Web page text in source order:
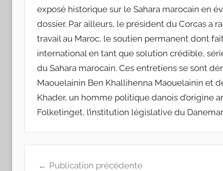
exposé historique sur le Sahara marocain en
dossier. Par ailleurs, le président du Corcas a
travail au Maroc, le soutien permanent dont
international en tant que solution crédible,
du Sahara marocain. Ces entretiens se sont
Maouelainin Ben Khallihenna Maouelainin et
Khader, un homme politique danois d’origine
Folketinget, l’institution législative du
Publication précédente